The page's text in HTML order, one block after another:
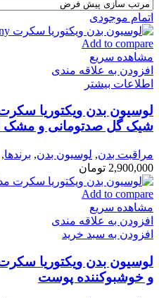
اتمام موجودی
Add to compare
مشاهده سریع
افزودن به علاقه مندی
اطلاعات بیشتر
شیک گل صدتومانی و
مراقبت بدن, لوسیون بدن, برندها,
2,900,000 تومان
Add to compare
مشاهده سریع
افزودن به علاقه مندی
افزودن به سبد خرید
و خوشبوکننده پوست